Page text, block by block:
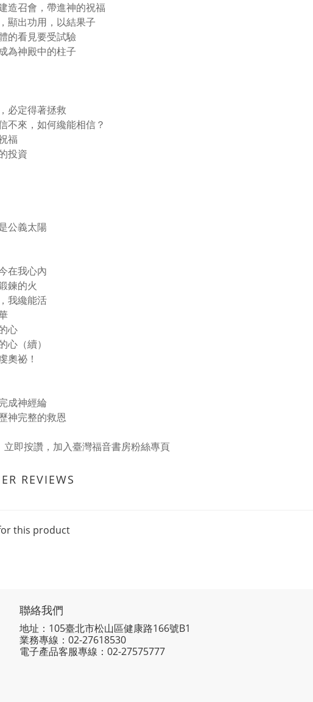
造召會，帶進神的祝福
顯出功用，以結果子
的看見要受試驗
為神殿中的柱子
必定得著拯救
不來，如何纔能相信？
福
投資
公義太陽
在我心內
鍊的火
我纔能活
心
心（續）
奧祕！
成神經綸
神完整的救恩
立即按讚，加入臺灣福音書房粉絲專頁
REVIEWS
this product
聯絡我們
地址：105臺北市松山區健康路166號B1
業務專線： 02-27618530
電子產品客服專線：02-27575777